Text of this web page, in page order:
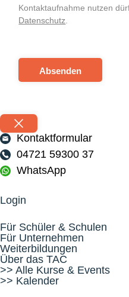
Kontaktaufnahme nutzen
Datenschutz.
Absenden
Kontaktformular
04721 59300 37
WhatsApp
Login
Für Schüler & Schulen
Für Unternehmen
Weiterbildungen
Über das TAC
>> Alle Kurse & Events
>> Kalender